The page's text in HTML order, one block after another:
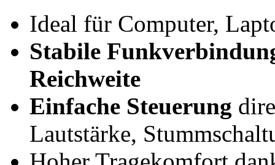
Ideal für Computer,
Stabile
Reichweite
Einfache Steuerung
Lautstärke,